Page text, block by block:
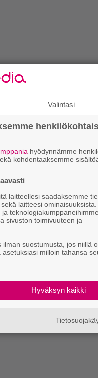
Valintasi
hyödynnämme
kohdentaaksemme
laitteellesi saadaksemme
laitteesi
teknologiakumppaneihimme
sivuston toimivuuteen ja
suostumusta, jos niillä
milloin tahansa
Hyväksyn kaikki